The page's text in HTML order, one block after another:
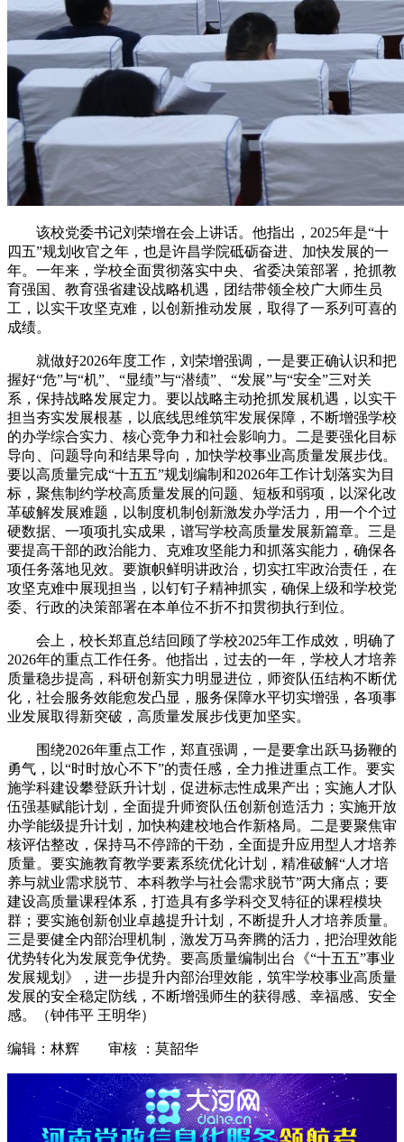
该校党委书记刘荣增在会上讲话。他指出，2025年是“十
四五”规划收官之年，也是许昌学院砥砺奋进、加快发展的一
年。一年来，学校全面贯彻落实中央、省委决策部署，抢抓教
育强国、教育强省建设战略机遇，团结带领全校广大师生员
工，以实干攻坚克难，以创新推动发展，取得了一系列可喜的
成绩。
就做好2026年度工作，刘荣增强调，一是要正确认识和把
握好“危”与“机”、“显绩”与“潜绩”、“发展”与“安全”三对关
系，保持战略发展定力。要以战略主动抢抓发展机遇，以实干
担当夯实发展根基，以底线思维筑牢发展保障，不断增强学校
的办学综合实力、核心竞争力和社会影响力。二是要强化目标
导向、问题导向和结果导向，加快学校事业高质量发展步伐。
要以高质量完成“十五五”规划编制和2026年工作计划落实为目
标，聚焦制约学校高质量发展的问题、短板和弱项，以深化改
革破解发展难题，以制度机制创新激发办学活力，用一个个过
硬数据、一项项扎实成果，谱写学校高质量发展新篇章。三是
要提高干部的政治能力、克难攻坚能力和抓落实能力，确保各
项任务落地见效。要旗帜鲜明讲政治，切实扛牢政治责任，在
攻坚克难中展现担当，以钉钉子精神抓实，确保上级和学校党
委、行政的决策部署在本单位不折不扣贯彻执行到位。
会上，校长郑直总结回顾了学校2025年工作成效，明确了
2026年的重点工作任务。他指出，过去的一年，学校人才培养
质量稳步提高，科研创新实力明显进位，师资队伍结构不断优
化，社会服务效能愈发凸显，服务保障水平切实增强，各项事
业发展取得新突破，高质量发展步伐更加坚实。
围绕2026年重点工作，郑直强调，一是要拿出跃马扬鞭的
勇气，以“时时放心不下”的责任感，全力推进重点工作。要实
施学科建设攀登跃升计划，促进标志性成果产出；实施人才队
伍强基赋能计划，全面提升师资队伍创新创造活力；实施开放
办学能级提升计划，加快构建校地合作新格局。二是要聚焦审
核评估整改，保持马不停蹄的干劲，全面提升应用型人才培养
质量。要实施教育教学要素系统优化计划，精准破解“人才培
养与就业需求脱节、本科教学与社会需求脱节”两大痛点；要
建设高质量课程体系，打造具有多学科交叉特征的课程模块
群；要实施创新创业卓越提升计划，不断提升人才培养质量。
三是要健全内部治理机制，激发万马奔腾的活力，把治理效能
优势转化为发展竞争优势。要高质量编制出台《“十五五”事业
发展规划》，进一步提升内部治理效能，筑牢学校事业高质量
发展的安全稳定防线，不断增强师生的获得感、幸福感、安全
感。（钟伟平 王明华）
编辑：林辉 审核 ：莫韶华